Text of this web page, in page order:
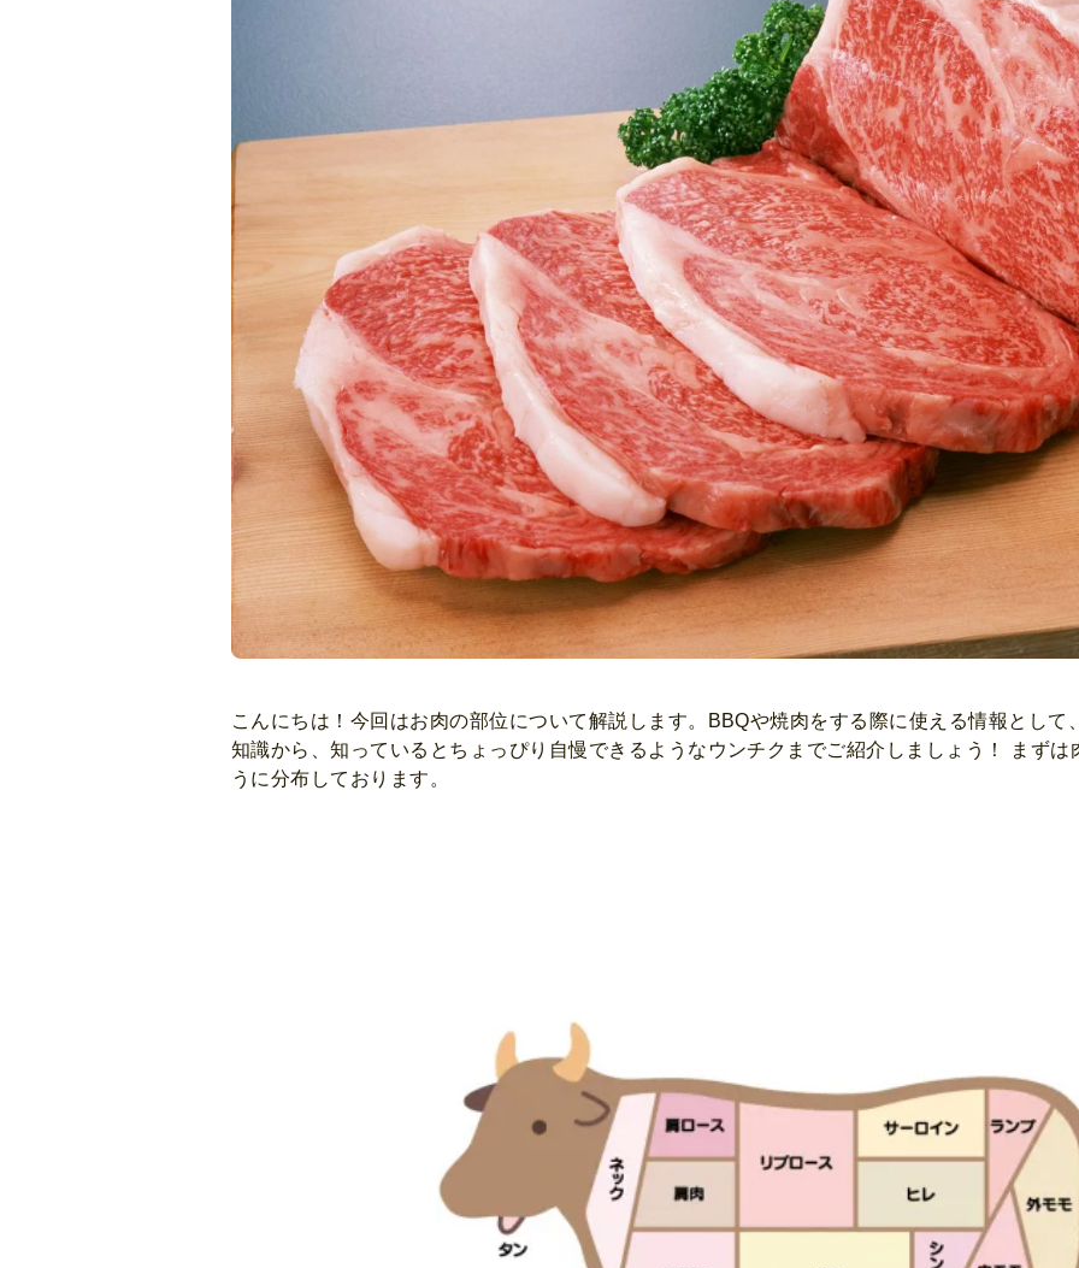
こんにちは！今回はお肉の部位について解説します。BBQや焼肉をする際に使える情報として
知識から、知っているとちょっぴり自慢できるようなウンチクまでご紹介しましょう！ まずは
うに分布しております。